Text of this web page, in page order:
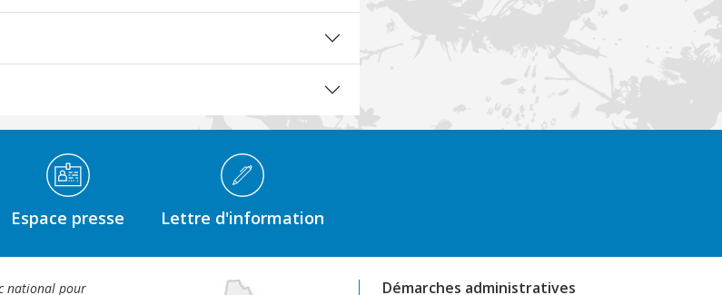
Espace presse Lettre d'information
national pour
Démarches administratives